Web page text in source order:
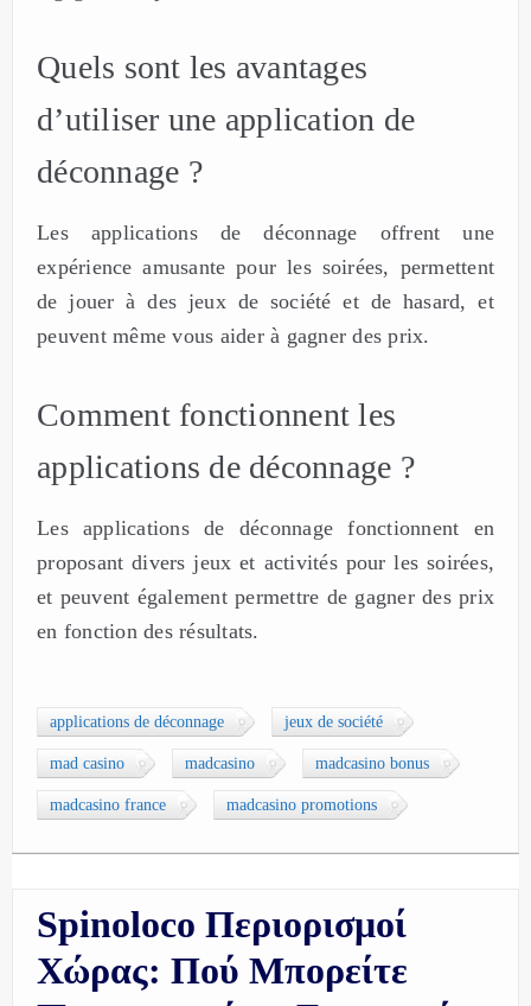
Quels sont les avantages
d’utiliser une application de
déconnage ?
Les applications de déconnage offrent une
expérience amusante pour les soirées, permettent
de jouer à des jeux de société et de hasard, et
peuvent même vous aider à gagner des prix.
Comment fonctionnent les
applications de déconnage ?
Les applications de déconnage fonctionnent en
proposant divers jeux et activités pour les soirées,
et peuvent également permettre de gagner des prix
en fonction des résultats.
applications de déconnage jeux de société
mad casino madcasino madcasino bonus
madcasino france madcasino promotions
Spinoloco Περιορισμοί
Χώρας: Πού Μπορείτε